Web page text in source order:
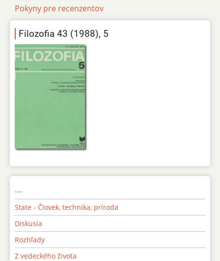
Pokyny pre recenzentov
Filozofia 43 (1988), 5
---
State - Človek, technika, príroda
Diskusia
Rozhľady
Z vedeckého života